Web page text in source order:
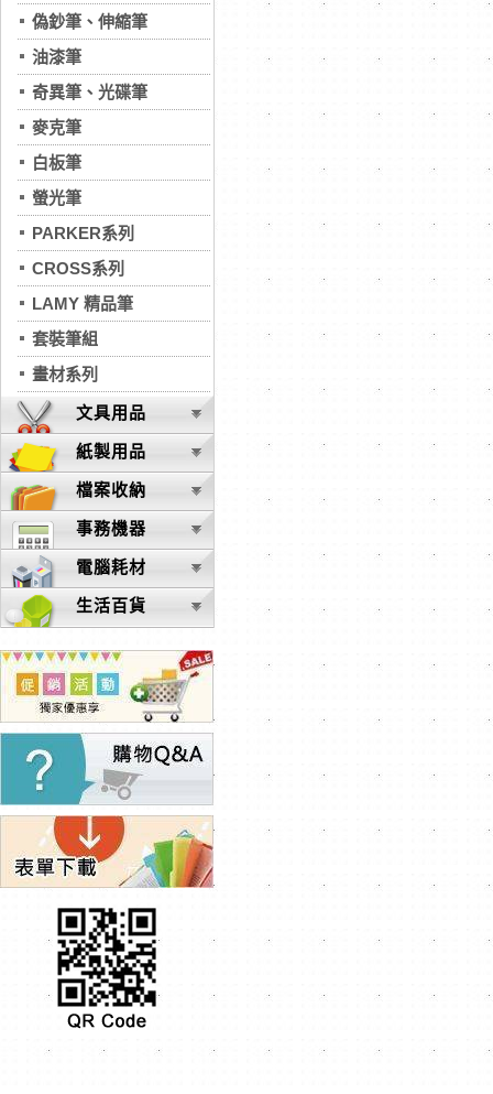
偽鈔筆、伸縮筆
油漆筆
奇異筆、光碟筆
麥克筆
白板筆
螢光筆
PARKER系列
CROSS系列
LAMY 精品筆
套裝筆組
畫材系列
文具用品
紙製用品
檔案收納
事務機器
電腦耗材
生活百貨